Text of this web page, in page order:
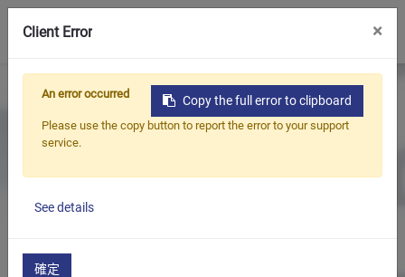
首頁 產品
油封,軸封整修機系列
油封修邊機(手動型)
油封修邊機(手動型)
Client Error ×
Copy the full error to clipboard
An error occurred
Please use the copy button to report the error to your support
service.
See details
確定